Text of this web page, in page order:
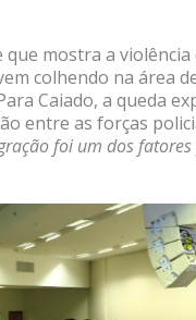
mostra a
colhendo na área
Caiado, a queda
entre as forças
foi um dos